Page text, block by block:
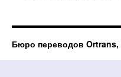
Бюро переводов